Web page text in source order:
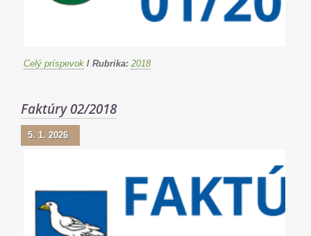
Celý príspevok / Rubrika: 2018
Faktúry 02/2018
5. 1. 2026